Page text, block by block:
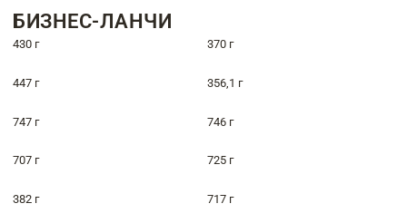
БИЗНЕС-ЛАНЧИ
430 г 370 г
447 г 356,1 г
747 г 746 г
707 г 725 г
382 г 717 г